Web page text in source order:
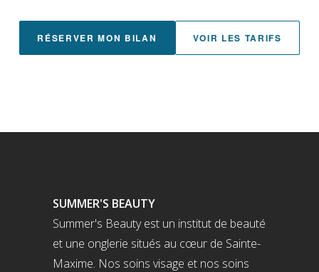
RÉSERVER MON BILAN VOIR LES TARIFS
SUMMER'S BEAUTY
Summer's Beauty est un institut de beauté
et une onglerie situés au cœur de Sainte-
Maxime. Nos soins visage et nos soins